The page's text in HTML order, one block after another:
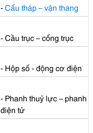
-Cẩu tháp – vận thang
- Cầu trục – cổng trục
- Hộp số - động cơ điện
- Phanh thuỷ lực – phanh
điện tử